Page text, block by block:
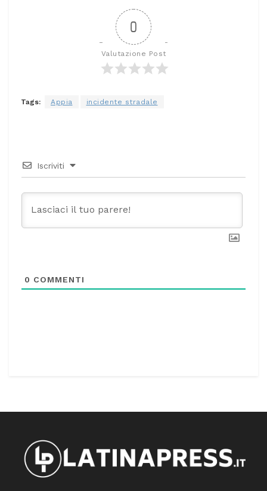
0
Valutazione Post
Tags: Appia incidente stradale
Iscriviti
0 COMMENTI